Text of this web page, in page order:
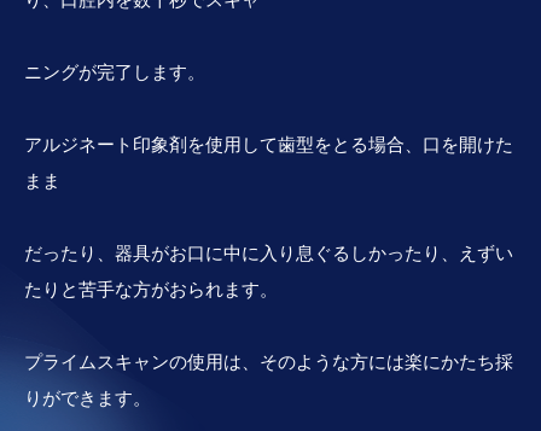
ニングが完了します。
アルジネート印象剤を使用して歯型をとる場合、口を開けた
まま
だったり、器具がお口に中に入り息ぐるしかったり、えずい
たりと苦手な方がおられます。
プライムスキャンの使用は、そのような方には楽にかたち採
りができます。